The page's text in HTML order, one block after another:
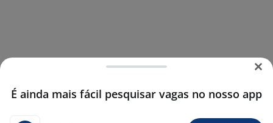
É ainda mais fácil pesquisar vagas no nosso app